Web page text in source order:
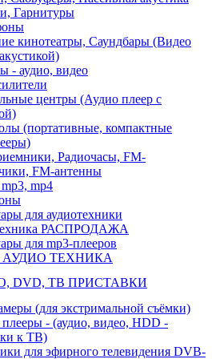
Гарнитуры
кинотеатры, Саундбары (Видео
- аудио, видео
центры (Аудио плеер с
(портативные, компактные
Радиочасы, FM-
FM-антенны
mp4
для аудиотехники
РАСПРОДАЖА
для mp3-плееров
АУДИО ТЕХНИКА
DVD, ТВ ПРИСТАВКИ
(для экстримальной съёмки)
- (аудио, видео, HDD -
к ТВ)
для эфирного телевидения DVB-